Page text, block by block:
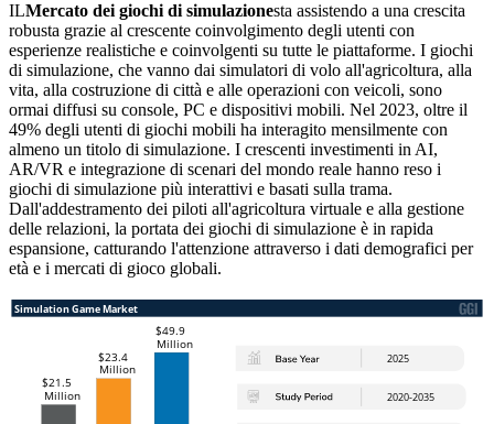
ILMercato dei giochi di simulazionesta assistendo a una crescita
robusta grazie al crescente coinvolgimento degli utenti con
esperienze realistiche e coinvolgenti su tutte le piattaforme. I giochi
di simulazione, che vanno dai simulatori di volo all'agricoltura, alla
vita, alla costruzione di città e alle operazioni con veicoli, sono
ormai diffusi su console, PC e dispositivi mobili. Nel 2023, oltre il
49% degli utenti di giochi mobili ha interagito mensilmente con
almeno un titolo di simulazione. I crescenti investimenti in AI,
AR/VR e integrazione di scenari del mondo reale hanno reso i
giochi di simulazione più interattivi e basati sulla trama.
Dall'addestramento dei piloti all'agricoltura virtuale e alla gestione
delle relazioni, la portata dei giochi di simulazione è in rapida
espansione, catturando l'attenzione attraverso i dati demografici per
età e i mercati di gioco globali.